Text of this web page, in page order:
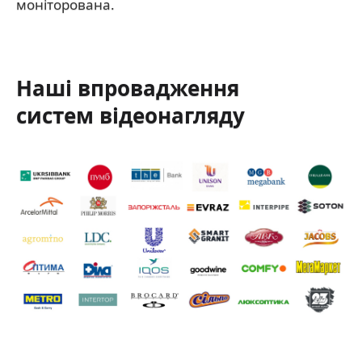
моніторована.
Наші впровадження
систем відеонагляду